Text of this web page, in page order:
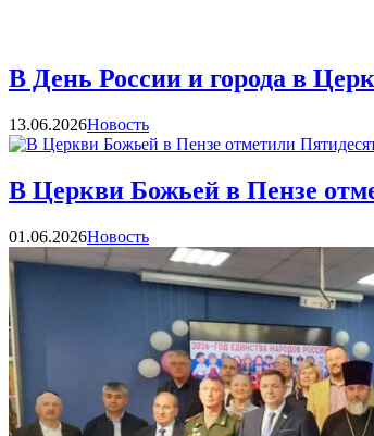
В День России и города в
13.06.2026Категории
Новость
В Церкви Божьей в Пензе
01.06.2026Категории
Новость